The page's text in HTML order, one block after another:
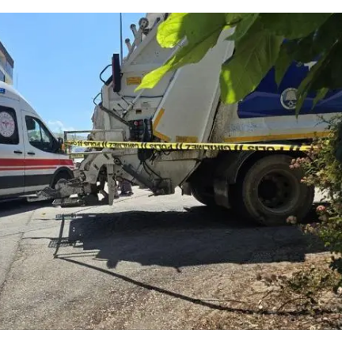
Isparta
Mersin
İstanbul
İzmir
Kars
Kastamonu
Kayseri
Kırklareli
Kırşehir
Kocaeli